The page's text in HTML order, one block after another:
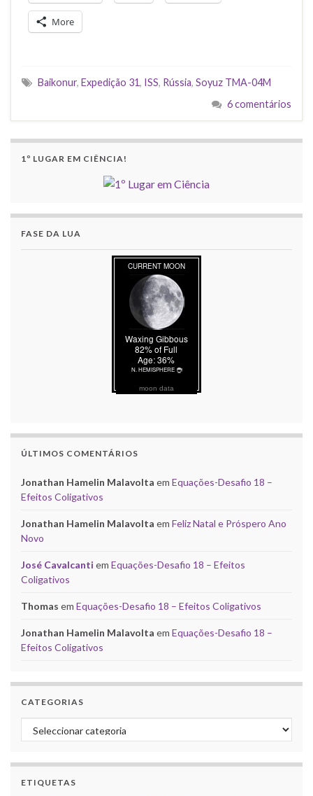
More
Baikonur, Expedição 31, ISS, Rússia, Soyuz TMA-04M
6 comentários
1º LUGAR EM CIÊNCIA!
FASE DA LUA
moon data
ÚLTIMOS COMENTÁRIOS
Jonathan Hamelin Malavolta em Equações-Desafio 18 –
Efeitos Coligativos
Jonathan Hamelin Malavolta em Feliz Natal e Próspero Ano
Novo
José Cavalcanti em Equações-Desafio 18 – Efeitos
Coligativos
Thomas em Equações-Desafio 18 – Efeitos Coligativos
Jonathan Hamelin Malavolta em Equações-Desafio 18 –
Efeitos Coligativos
CATEGORIAS
Categorias
ETIQUETAS